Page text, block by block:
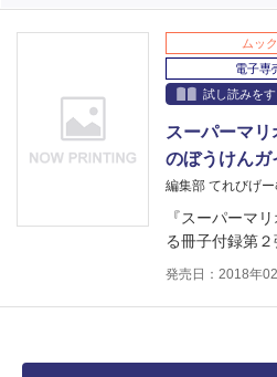
ムック
電子専
試し読みをす
スーパーマ
のぼうけんガ
編集部 てれびげ
『スーパーマ
る冊子付録第２
発売日：2018年